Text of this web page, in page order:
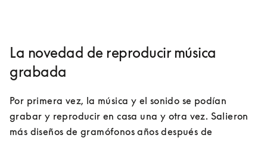
La novedad de reproducir música
grabada
Por primera vez, la música y el sonido se podían
grabar y reproducir en casa una y otra vez. Salieron
más diseños de gramófonos años después de